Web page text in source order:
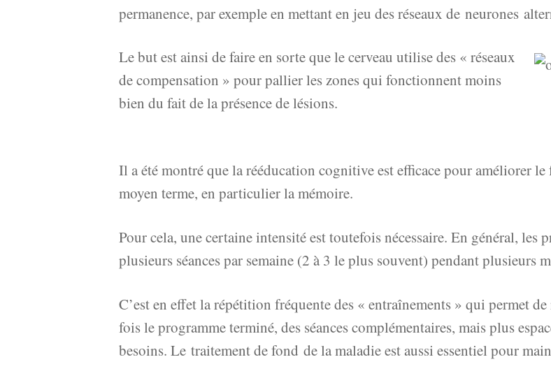
permanence, par exemple en mettant en jeu des réseaux de neurones
Le but est ainsi de faire en sorte que le cerveau utilise des « réseaux
de compensation » pour pallier les zones qui fonctionnent moins
bien du fait de la présence de lésions.
Il a été montré que la rééducation cognitive est efficace pour améliorer
moyen terme, en particulier la mémoire.
Pour cela, une certaine intensité est toutefois nécessaire. En général, les
plusieurs séances par semaine (2 à 3 le plus souvent) pendant plusieurs
C’est en effet la répétition fréquente des « entraînements » qui permet
fois le programme terminé, des séances complémentaires, mais plus
besoins. Le traitement de fond de la maladie est aussi essentiel pour